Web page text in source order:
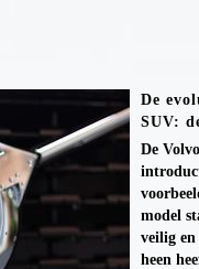
De
SUV:
De
model
veilig
heen